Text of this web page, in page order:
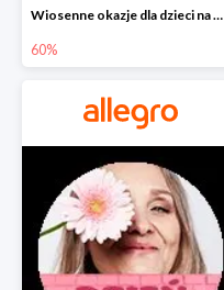
Wiosenne okazje dla dzieci na Allegro do -60%
60%